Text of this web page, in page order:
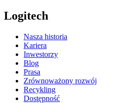
Logitech
Nasza historia
Kariera
Inwestorzy
Blog
Prasa
Zrównoważony rozwój
Recykling
Dostępność